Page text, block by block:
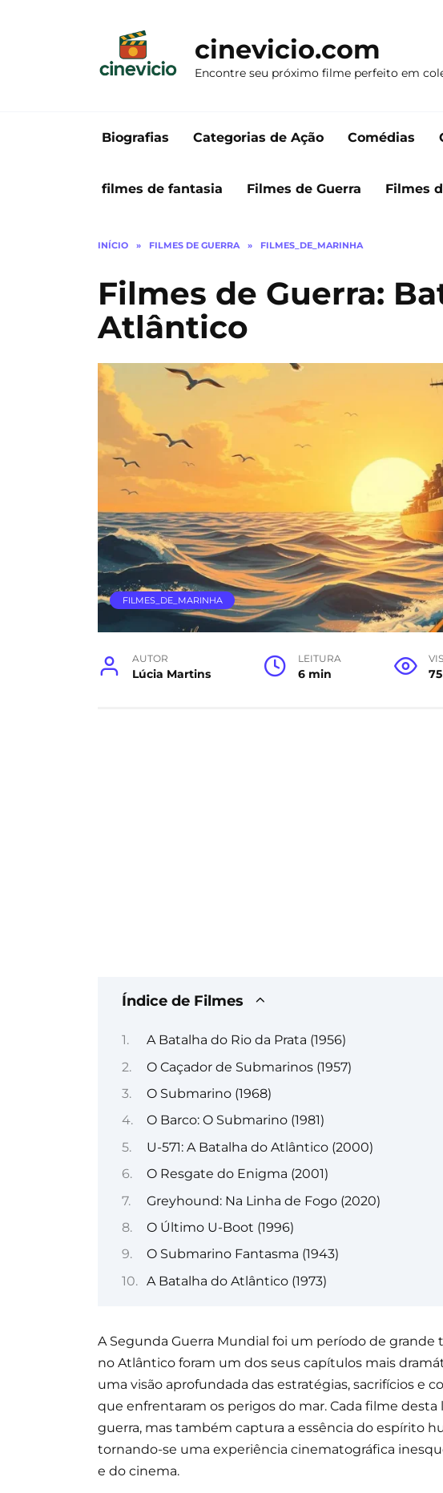
cinevicio.com
Encontre seu próximo filme perfeito em
Biografias Categorias de Ação Comédias
filmes de fantasia Filmes de Guerra Filmes
INÍCIO » FILMES DE GUERRA » FILMES_DE_MARINHA
Filmes de Guerra:
Atlântico
FILMES_DE_MARINHA
AUTOR
Lúcia Martins
LEITURA
6 min 75
Índice de Filmes
A Batalha do Rio da Prata (1956)
O Caçador de Submarinos (1957)
O Submarino (1968)
O Barco: O Submarino (1981)
U-571: A Batalha do Atlântico (2000)
O Resgate do Enigma (2001)
Greyhound: Na Linha de Fogo (2020)
O Último U-Boot (1996)
O Submarino Fantasma (1943)
A Batalha do Atlântico (1973)
A Segunda Guerra Mundial foi um período de grande
no Atlântico foram um dos seus capítulos mais
uma visão aprofundada das estratégias, sacrifícios e
que enfrentaram os perigos do mar. Cada filme desta
guerra, mas também captura a essência do espírito
tornando-se uma experiência cinematográfica
e do cinema.